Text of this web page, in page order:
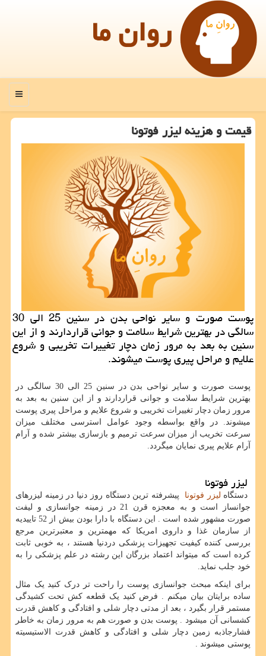
روان ما
منو
قیمت و هزینه لیزر فوتونا
پوست صورت و سایر نواحی بدن در سنین 25 الی 30
سالگی در بهترین شرایط سلامت و جوانی قراردارند و از این
سنین به بعد به مرور زمان دچار تغییرات تخریبی و شروع
علایم و مراحل پیری پوست میشوند.
پوست صورت و سایر نواحی بدن در سنین 25 الی 30 سالگی در
بهترین شرایط سلامت و جوانی قراردارند و از این سنین به بعد به
مرور زمان دچار تغییرات تخریبی و شروع علایم و مراحل پیری پوست
میشوند. در واقع بواسطه وجود عوامل استرسی مختلف میزان
سرعت تخریب از میزان سرعت ترمیم و بازسازی بیشتر شده و آرام
آرام علایم پیری نمایان میگردد.
لیزر فوتونا
دستگاه لیزر فوتونا پیشرفته ترین دستگاه روز دنیا در زمینه لیزرهای
جوانساز است و به معجزه قرن 21 در زمینه جوانسازی و لیفت
صورت مشهور شده است . این دستگاه با دارا بودن بیش از 52 تاییدیه
از سازمان غذا و داروی امریکا که مهمترین و معتبرترین مرجع
بررسی کننده کیفیت تجهیزات پزشکی دردنیا هستند ، به خوبی ثابت
کرده است که میتواند اعتماد بزرگان این رشته در علم پزشکی را به
خود جلب نماید.
برای اینکه مبحث جوانسازی پوست را راحت تر درک کنید یک مثال
ساده برایتان بیان میکنم . فرض کنید یک قطعه کش تحت کشیدگی
مستمر قرار بگیرد ، بعد از مدتی دچار شلی و افتادگی و کاهش قدرت
کشسانی آن میشود . پوست بدن و صورت هم به مرور زمان به خاطر
فشارجاذبه زمین دچار شلی و افتادگی و کاهش قدرت الاستیسیته
پوستی میشوند .